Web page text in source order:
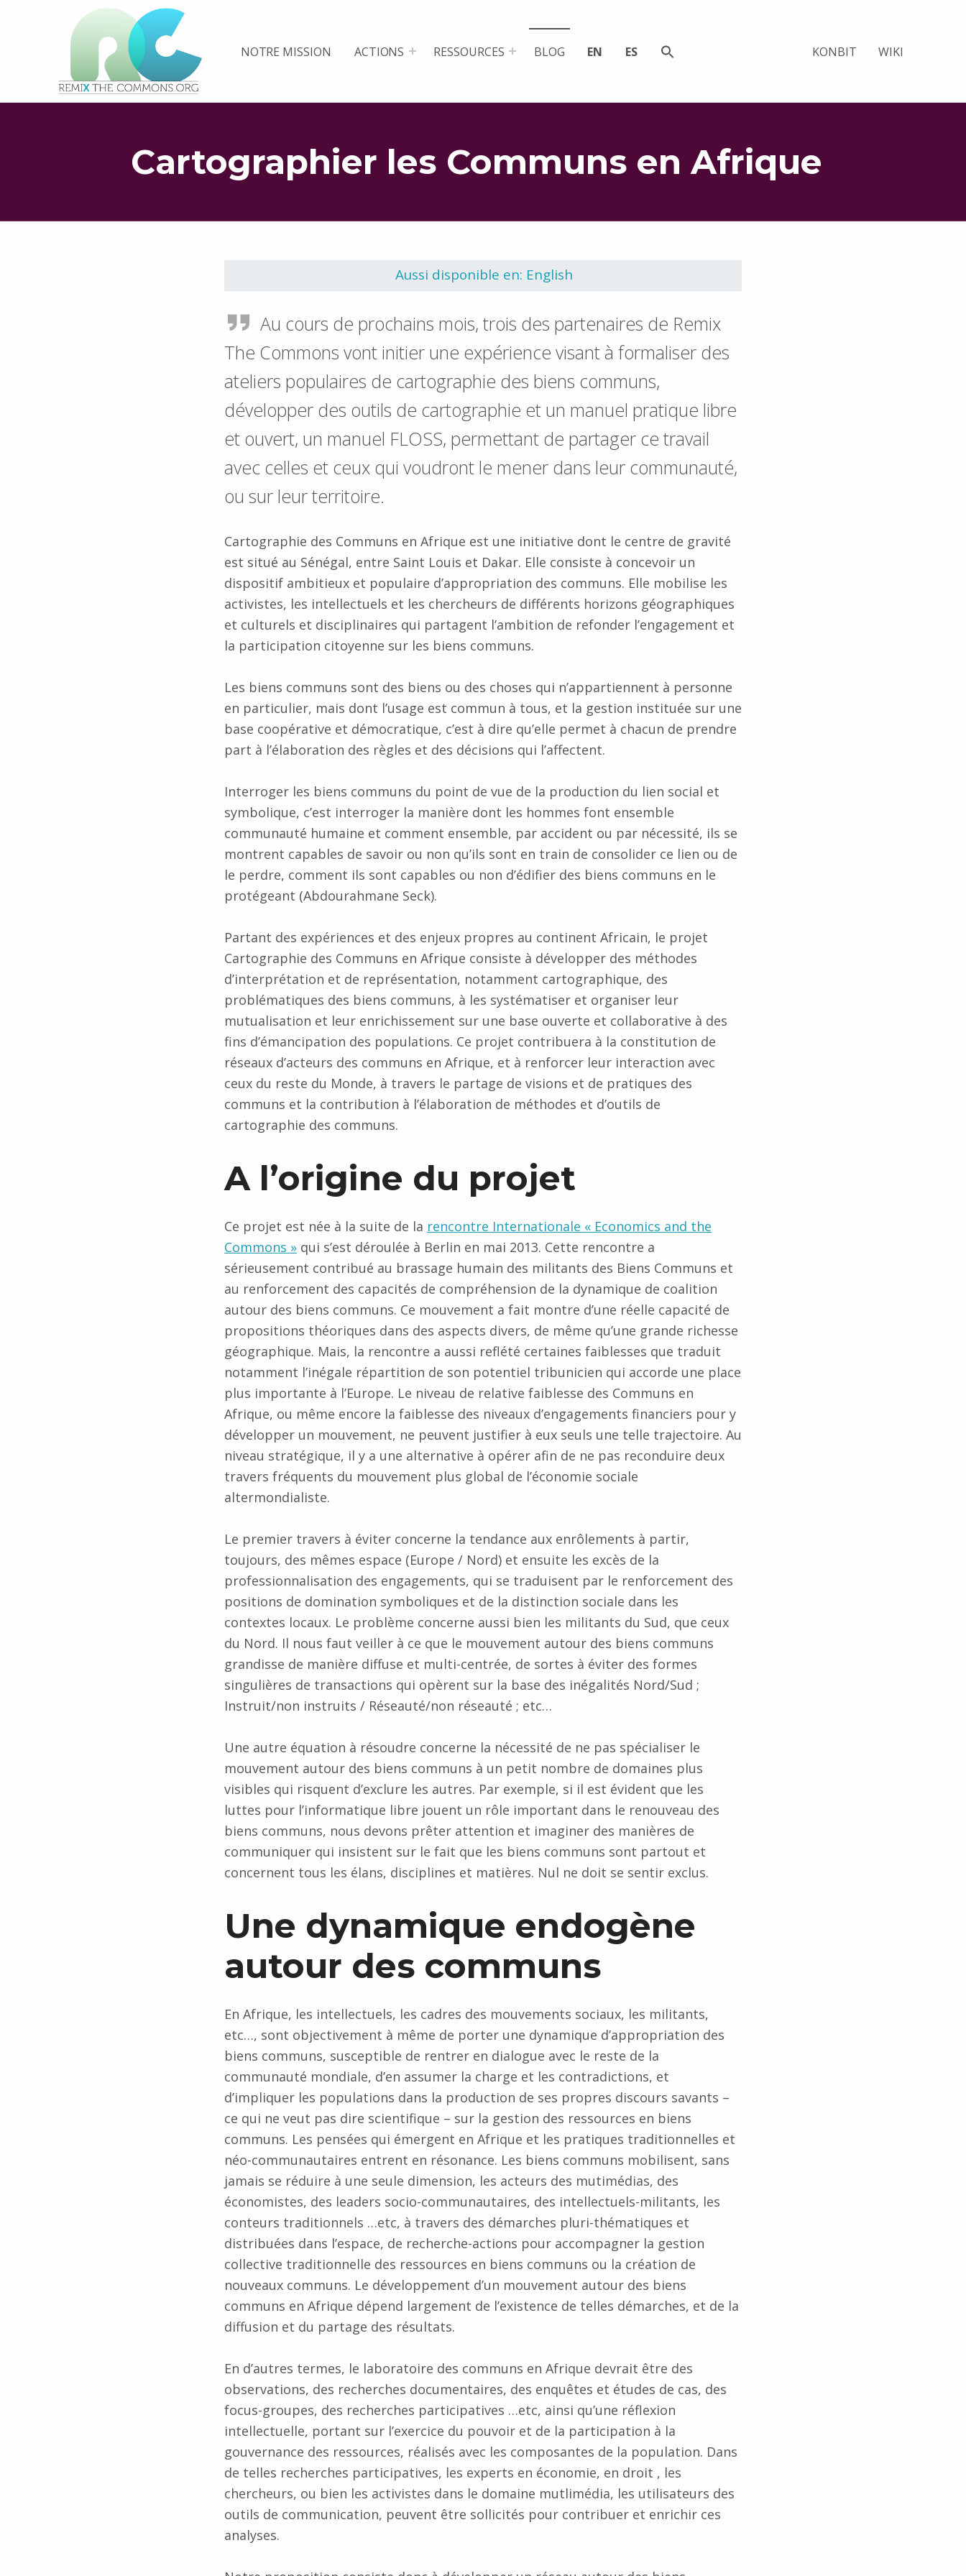
PLATEFORME MULTIMÉDIA OUVERTE ET COLLABORATIVE SUR LES COMMUNS NOTRE MISSION ACTIONS RESSOURCES BLOG EN ES KONBIT WIKI
Cartographier les Communs en Afrique
Aussi disponible en: English
Au cours de prochains mois, trois des partenaires de Remix
The Commons vont initier une expérience visant à formaliser des
ateliers populaires de cartographie des biens communs,
développer des outils de cartographie et un manuel pratique libre
et ouvert, un manuel FLOSS, permettant de partager ce travail
avec celles et ceux qui voudront le mener dans leur communauté,
ou sur leur territoire.
Cartographie des Communs en Afrique est une initiative dont le centre de gravité
est situé au Sénégal, entre Saint Louis et Dakar. Elle consiste à concevoir un
dispositif ambitieux et populaire d’appropriation des communs. Elle mobilise les
activistes, les intellectuels et les chercheurs de différents horizons géographiques
et culturels et disciplinaires qui partagent l’ambition de refonder l’engagement et
la participation citoyenne sur les biens communs.
Les biens communs sont des biens ou des choses qui n’appartiennent à personne
en particulier, mais dont l’usage est commun à tous, et la gestion instituée sur une
base coopérative et démocratique, c’est à dire qu’elle permet à chacun de prendre
part à l’élaboration des règles et des décisions qui l’affectent.
Interroger les biens communs du point de vue de la production du lien social et
symbolique, c’est interroger la manière dont les hommes font ensemble
communauté humaine et comment ensemble, par accident ou par nécessité, ils se
montrent capables de savoir ou non qu’ils sont en train de consolider ce lien ou de
le perdre, comment ils sont capables ou non d’édifier des biens communs en le
protégeant (Abdourahmane Seck).
Partant des expériences et des enjeux propres au continent Africain, le projet
Cartographie des Communs en Afrique consiste à développer des méthodes
d’interprétation et de représentation, notamment cartographique, des
problématiques des biens communs, à les systématiser et organiser leur
mutualisation et leur enrichissement sur une base ouverte et collaborative à des
fins d’émancipation des populations. Ce projet contribuera à la constitution de
réseaux d’acteurs des communs en Afrique, et à renforcer leur interaction avec
ceux du reste du Monde, à travers le partage de visions et de pratiques des
communs et la contribution à l’élaboration de méthodes et d’outils de
cartographie des communs.
A l’origine du projet
Ce projet est née à la suite de la rencontre Internationale « Economics and the
Commons » qui s’est déroulée à Berlin en mai 2013. Cette rencontre a
sérieusement contribué au brassage humain des militants des Biens Communs et
au renforcement des capacités de compréhension de la dynamique de coalition
autour des biens communs. Ce mouvement a fait montre d’une réelle capacité de
propositions théoriques dans des aspects divers, de même qu’une grande richesse
géographique. Mais, la rencontre a aussi reflété certaines faiblesses que traduit
notamment l’inégale répartition de son potentiel tribunicien qui accorde une place
plus importante à l’Europe. Le niveau de relative faiblesse des Communs en
Afrique, ou même encore la faiblesse des niveaux d’engagements financiers pour y
développer un mouvement, ne peuvent justifier à eux seuls une telle trajectoire. Au
niveau stratégique, il y a une alternative à opérer afin de ne pas reconduire deux
travers fréquents du mouvement plus global de l’économie sociale
altermondialiste.
Le premier travers à éviter concerne la tendance aux enrôlements à partir,
toujours, des mêmes espace (Europe / Nord) et ensuite les excès de la
professionnalisation des engagements, qui se traduisent par le renforcement des
positions de domination symboliques et de la distinction sociale dans les
contextes locaux. Le problème concerne aussi bien les militants du Sud, que ceux
du Nord. Il nous faut veiller à ce que le mouvement autour des biens communs
grandisse de manière diffuse et multi-centrée, de sortes à éviter des formes
singulières de transactions qui opèrent sur la base des inégalités Nord/Sud ;
Instruit/non instruits / Réseauté/non réseauté ; etc…
Une autre équation à résoudre concerne la nécessité de ne pas spécialiser le
mouvement autour des biens communs à un petit nombre de domaines plus
visibles qui risquent d’exclure les autres. Par exemple, si il est évident que les
luttes pour l’informatique libre jouent un rôle important dans le renouveau des
biens communs, nous devons prêter attention et imaginer des manières de
communiquer qui insistent sur le fait que les biens communs sont partout et
concernent tous les élans, disciplines et matières. Nul ne doit se sentir exclus.
Une dynamique endogène
autour des communs
En Afrique, les intellectuels, les cadres des mouvements sociaux, les militants,
etc…, sont objectivement à même de porter une dynamique d’appropriation des
biens communs, susceptible de rentrer en dialogue avec le reste de la
communauté mondiale, d’en assumer la charge et les contradictions, et
d’impliquer les populations dans la production de ses propres discours savants –
ce qui ne veut pas dire scientifique – sur la gestion des ressources en biens
communs. Les pensées qui émergent en Afrique et les pratiques traditionnelles et
néo-communautaires entrent en résonance. Les biens communs mobilisent, sans
jamais se réduire à une seule dimension, les acteurs des mutimédias, des
économistes, des leaders socio-communautaires, des intellectuels-militants, les
conteurs traditionnels …etc, à travers des démarches pluri-thématiques et
distribuées dans l’espace, de recherche-actions pour accompagner la gestion
collective traditionnelle des ressources en biens communs ou la création de
nouveaux communs. Le développement d’un mouvement autour des biens
communs en Afrique dépend largement de l’existence de telles démarches, et de la
diffusion et du partage des résultats.
En d’autres termes, le laboratoire des communs en Afrique devrait être des
observations, des recherches documentaires, des enquêtes et études de cas, des
focus-groupes, des recherches participatives …etc, ainsi qu’une réflexion
intellectuelle, portant sur l’exercice du pouvoir et de la participation à la
gouvernance des ressources, réalisés avec les composantes de la population. Dans
de telles recherches participatives, les experts en économie, en droit , les
chercheurs, ou bien les activistes dans le domaine mutlimédia, les utilisateurs des
outils de communication, peuvent être sollicités pour contribuer et enrichir ces
analyses.